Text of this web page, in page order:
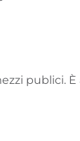
publici.